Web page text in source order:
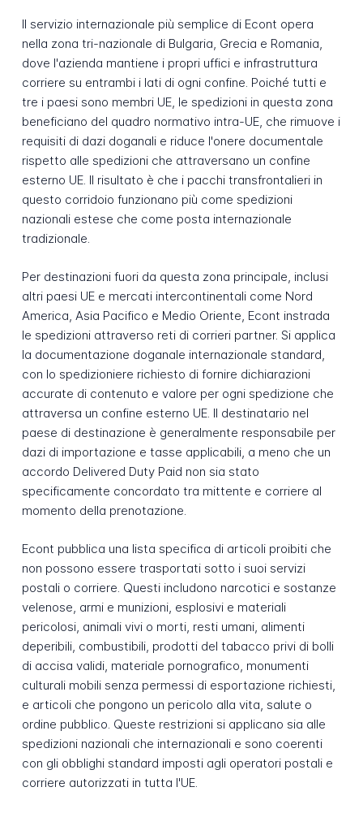
Il servizio internazionale più semplice di Econt opera
nella zona tri-nazionale di Bulgaria, Grecia e Romania,
dove l'azienda mantiene i propri uffici e infrastruttura
corriere su entrambi i lati di ogni confine. Poiché tutti e
tre i paesi sono membri UE, le spedizioni in questa zona
beneficiano del quadro normativo intra-UE, che rimuove i
requisiti di dazi doganali e riduce l'onere documentale
rispetto alle spedizioni che attraversano un confine
esterno UE. Il risultato è che i pacchi transfrontalieri in
questo corridoio funzionano più come spedizioni
nazionali estese che come posta internazionale
tradizionale.
Per destinazioni fuori da questa zona principale, inclusi
altri paesi UE e mercati intercontinentali come Nord
America, Asia Pacifico e Medio Oriente, Econt instrada
le spedizioni attraverso reti di corrieri partner. Si applica
la documentazione doganale internazionale standard,
con lo spedizioniere richiesto di fornire dichiarazioni
accurate di contenuto e valore per ogni spedizione che
attraversa un confine esterno UE. Il destinatario nel
paese di destinazione è generalmente responsabile per
dazi di importazione e tasse applicabili, a meno che un
accordo Delivered Duty Paid non sia stato
specificamente concordato tra mittente e corriere al
momento della prenotazione.
Econt pubblica una lista specifica di articoli proibiti che
non possono essere trasportati sotto i suoi servizi
postali o corriere. Questi includono narcotici e sostanze
velenose, armi e munizioni, esplosivi e materiali
pericolosi, animali vivi o morti, resti umani, alimenti
deperibili, combustibili, prodotti del tabacco privi di bolli
di accisa validi, materiale pornografico, monumenti
culturali mobili senza permessi di esportazione richiesti,
e articoli che pongono un pericolo alla vita, salute o
ordine pubblico. Queste restrizioni si applicano sia alle
spedizioni nazionali che internazionali e sono coerenti
con gli obblighi standard imposti agli operatori postali e
corriere autorizzati in tutta l'UE.